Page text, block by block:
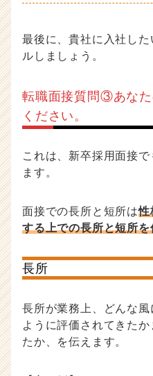
最後に、貴社に入社し
ルしましょう。
転職面接質問③あな
ください。
これは、新卒採用面接
ます。
面接での長所と短所は性
する上での長所と短所
長所
長所が業務上、どんな
ように評価されてきた
たか、を伝えます。